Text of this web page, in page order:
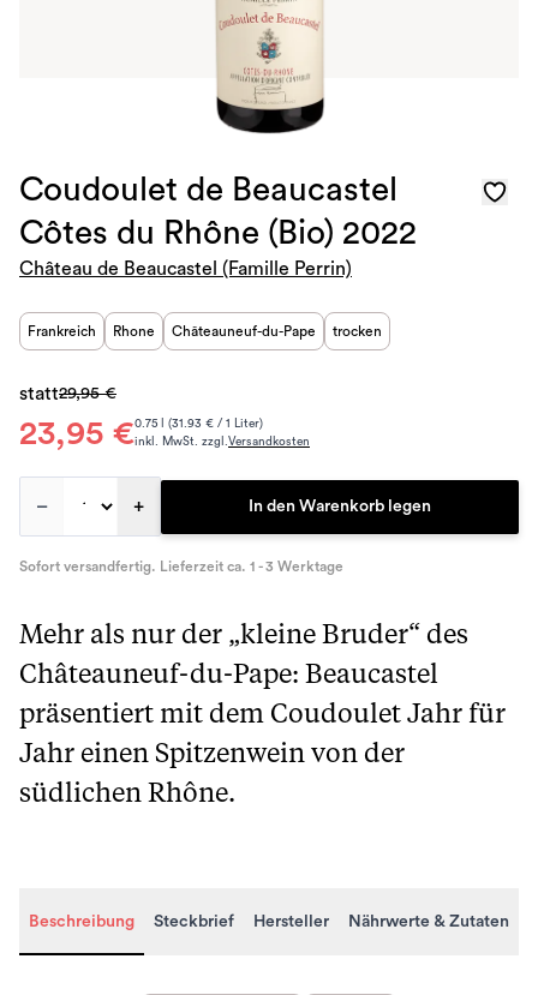
Coudoulet de Beaucastel
Côtes du Rhône (Bio) 2022
Château de Beaucastel (Famille Perrin)
Frankreich Rhone Châteauneuf-du-Pape trocken
23,95 €
statt29,95 €
0.75 l (31.93 € / 1 Liter)
inkl. MwSt. zzgl.Versandkosten
– + In den Warenkorb legen
Sofort versandfertig. Lieferzeit ca. 1 - 3 Werktage
Mehr als nur der „kleine Bruder“ des
Châteauneuf-du-Pape: Beaucastel
präsentiert mit dem Coudoulet Jahr für
Jahr einen Spitzenwein von der
südlichen Rhône.
Beschreibung Steckbrief Hersteller Nährwerte & Zutaten